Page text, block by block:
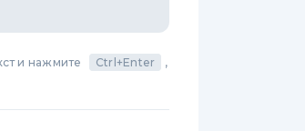
и нажмите Ctrl+Enter
,